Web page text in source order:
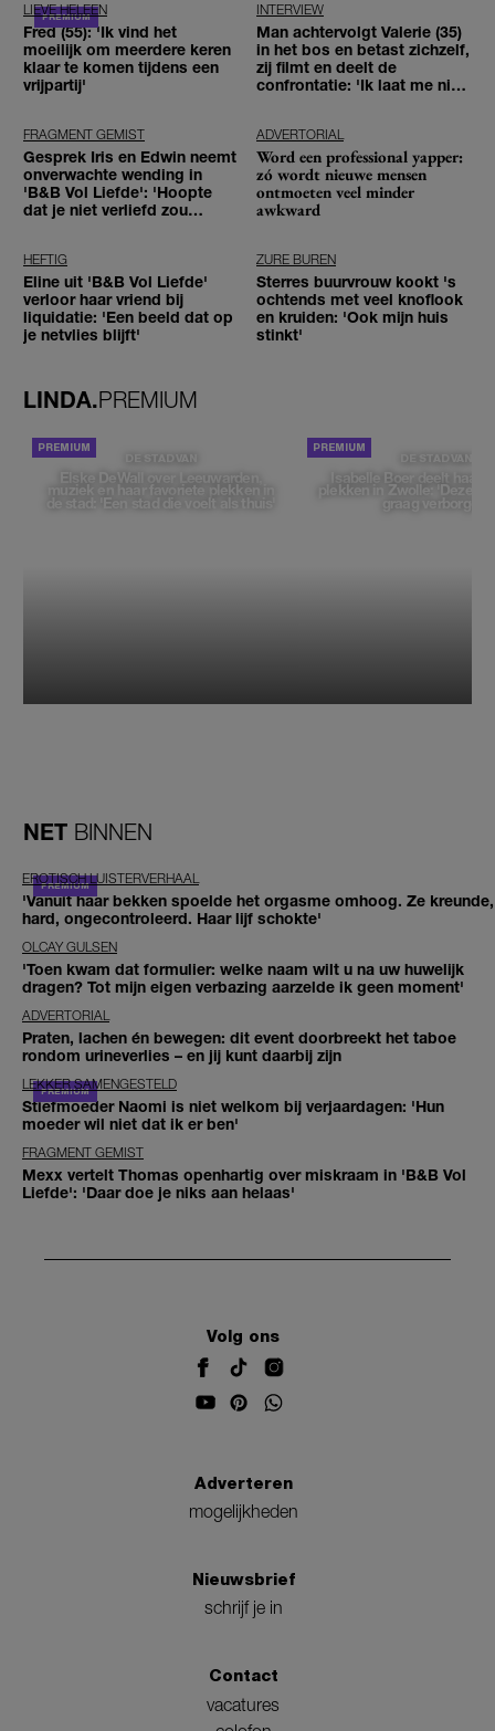
LIEVE HELEEN
Fred (55): 'Ik vind het
moeilijk om meerdere keren
klaar te komen tijdens een
vrijpartij'
INTERVIEW
Man achtervolgt Valerie (35)
in het bos en betast zichzelf,
zij filmt en deelt de
confrontatie: 'Ik laat me niet
FRAGMENT GEMIST
Gesprek Iris en Edwin neemt
onverwachte wending in
'B&B Vol Liefde': 'Hoopte
dat je niet verliefd zou
ADVERTORIAL
Word een professional yapper:
zó wordt nieuwe mensen
ontmoeten veel minder
awkward
HEFTIG
Eline uit 'B&B Vol Liefde'
verloor haar vriend bij
liquidatie: 'Een beeld dat op
je netvlies blijft'
ZURE BUREN
Sterres buurvrouw kookt 's
ochtends met veel knoflook
en kruiden: 'Ook mijn huis
stinkt'
LINDA.PREMIUM
DE STAD VAN
Elske DeWall over Leeuwarden,
muziek en haar favoriete plekken in
de stad: 'Een stad die voelt als thuis'
DE STAD VAN
Isabelle Boer deelt haar
plekken in Zwolle: 'Deze
graag verborgen'
NET BINNEN
EROTISCH LUISTERVERHAAL
'Vanuit haar bekken spoelde het orgasme omhoog. Ze kreunde,
hard, ongecontroleerd. Haar lijf schokte'
OLCAY GULSEN
'Toen kwam dat formulier: welke naam wilt u na uw huwelijk
dragen? Tot mijn eigen verbazing aarzelde ik geen moment'
ADVERTORIAL
Praten, lachen én bewegen: dit event doorbreekt het taboe
rondom urineverlies – en jij kunt daarbij zijn
LEKKER SAMENGESTELD
Stiefmoeder Naomi is niet welkom bij verjaardagen: 'Hun
moeder wil niet dat ik er ben'
FRAGMENT GEMIST
Mexx vertelt Thomas openhartig over miskraam in 'B&B Vol
Liefde': 'Daar doe je niks aan helaas'
Volg ons
Adverteren
mogelijkheden
Nieuwsbrief
schrijf je in
Contact
vacatures